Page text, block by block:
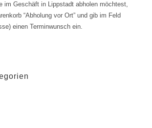
im Geschäft in Lippstadt abholen möchtest,
“Abholung vor Ort” und gib im Feld
einen Terminwunsch ein.